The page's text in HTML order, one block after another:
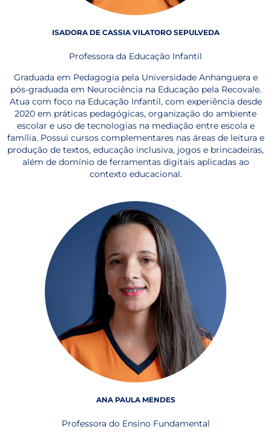
ISADORA DE CASSIA VILATORO SEPULVEDA
Professora da Educação Infantil
Graduada em Pedagogia pela Universidade Anhanguera e
pós-graduada em Neurociência na Educação pela Recovale.
Atua com foco na Educação Infantil, com experiência desde
2020 em práticas pedagógicas, organização do ambiente
escolar e uso de tecnologias na mediação entre escola e
família. Possui cursos complementares nas áreas de leitura e
produção de textos, educação inclusiva, jogos e brincadeiras,
além de domínio de ferramentas digitais aplicadas ao
contexto educacional.
ANA PAULA MENDES
Professora do Ensino Fundamental